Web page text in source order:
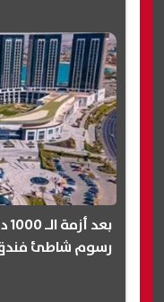
رسوم شاطئ فندق